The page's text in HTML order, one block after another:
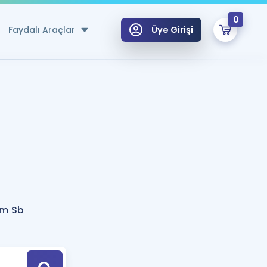
Faydalı Araçlar
Hesaplama Aracı
için Öneriler
Tek Takvimde
Üye Girişi
0
Hoca ile seni sınava hazırlayacak onlarca eğitim seni bekliyor!
Sb